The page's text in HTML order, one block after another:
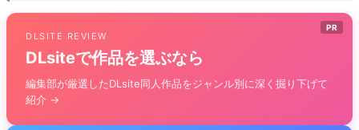
PR
DLSITE REVIEW
DLsiteで作品を選ぶなら
編集部が厳選したDLsite同人作品をジャンル別に深く掘り下げて
紹介 →